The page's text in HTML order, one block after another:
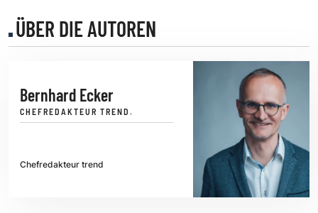
ÜBER DIE AUTOREN
Bernhard Ecker
CHEFREDAKTEUR TREND.
Chefredakteur trend